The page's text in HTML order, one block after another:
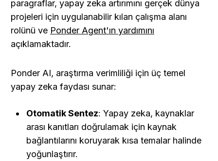
paragraflar, yapay zeka artırımını gerçek dünya
projeleri için uygulanabilir kılan çalışma alanı
rolünü ve Ponder Agent'ın yardımını
açıklamaktadır.
Ponder AI, araştırma verimliliği için üç temel
yapay zeka faydası sunar:
Otomatik Sentez: Yapay zeka, kaynaklar
arası kanıtları doğrulamak için kaynak
bağlantılarını koruyarak kısa temalar halinde
yoğunlaştırır.